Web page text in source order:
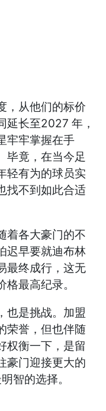
，从他们的标价
延长至2027 年，
牢牢掌握在手
毕竟，在当今足
轻有为的球员实
找不到如此合适
着各大豪门的不
迟早要就迪布林
最终成行，这无
最高纪录。
也是挑战。加盟
荣誉，但也伴随
权衡一下，是留
豪门迎接更大的
智的选择。